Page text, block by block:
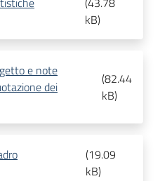
kB)
e note
dei
(82.44
kB)
(19.09
kB)